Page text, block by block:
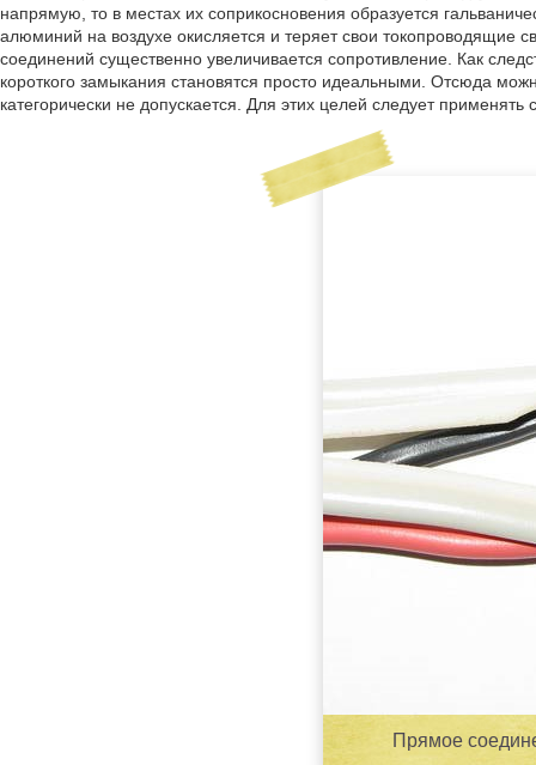
напрямую, то в местах их соприкосновения образуется
алюминий на воздухе окисляется и теряет свои токопроводящие
соединений существенно увеличивается сопротивление. Как
короткого замыкания становятся просто идеальными. Отсюда
категорически не допускается. Для этих целей следует
Прямое